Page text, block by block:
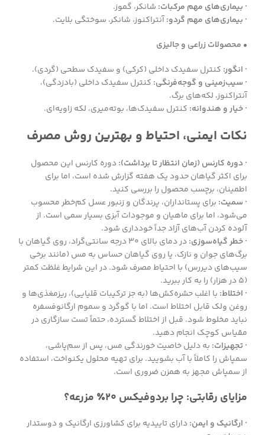
· بیماری‌های مهم مرکبات: شانکر، گموز.
· بیماری‌های مهم گردو:آنتراکنوز، شانکر، سوختگی بلایت.
• محصولات زراعی و جالیزی
· انگور: کنترل سفیدک داخلی (کرکی) و سفیدک سطحی (گردی).
· سیب‌زمینی و گوجه‌فرنگی: کنترل سفیدک داخلی (بادزدگی)،
آنتراکنوز، لکه‌های برگ.
· خیار و هندوانه: کنترل سفیدک‌ها، بوته‌میری، لکه زاویه‌ای.
نکات ایمنی، احتیاط و بهترین روش مصرف
· دوره کارنس (زمان انتظار تا برداشت):دوره کارنس این محصول
برای اکثر گیاهان حدود یک هفته گزارش شده است، اما برای
اطمینان، برچسب محصول را بررسی کنید.
· سمیت: برای پستانداران، پرندگان و زنبور عسل کم‌خطر محسوب
می‌شود، اما برای ماهیان و موجودات آبزی بسیار سمی است. از
آلوده کردن آب‌های آزاد جداً خودداری شود.
· خطر گیاه‌سوزی:
در دمای بالای ۳۰ درجه سانتی‌گراد، روی گیاهان با
برگ‌های جوان و نازک، یا روی گیاهان حساس به مس (مانند برخی
سیب‌های دیررس) با احتیاط مصرف شود. در این شرایط غلظت کمتر
(۵ در هزار) را به کار ببرید.
· اختلاط: با اغلب حشره‌کش‌ها (به جز ترکیبات قلیایی)، ریز‌مغذی‌ها و
روغن ولک قابل اختلاط است. اما با گوگرد و سموم ارگانوفسفره
نباید مخلوط شود. قبل از اختلاط گسترده، حتماً تست سازگاری در
مقیاس کوچک انجام دهید.
· تجهیزات: به دلیل خاصیت خورندگی مس، پس از سم‌پاشی،
سمپاش را کاملاً با آب بشویید. برای تهیه محلول یکنواخت، استفاده
از سمپاش مجهز به همزن ضروری است.
مزایای رقابتی: چرا بردوفیکس ۲۰٪ مزرعه؟
· ارگانیک و ایمن:دارای تاییدیه برای کشاورزی ارگانیک و دوستدار